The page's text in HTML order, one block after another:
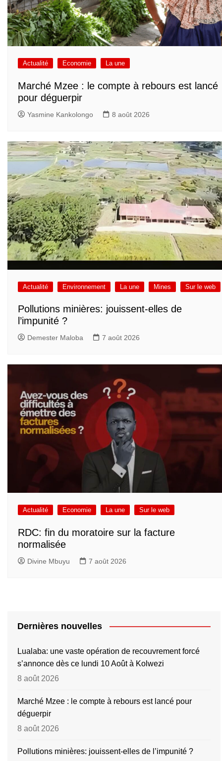
Actualité Economie La une
Marché Mzee : le compte à rebours est lancé
pour déguerpir
Yasmine Kankolongo 8 août 2026
Actualité Environnement La une Mines Sur le web
Pollutions minières: jouissent-elles de
l’impunité ?
Demester Maloba 7 août 2026
Actualité Economie La une Sur le web
RDC: fin du moratoire sur la facture
normalisée
Divine Mbuyu 7 août 2026
Dernières nouvelles
Lualaba: une vaste opération de recouvrement forcé
s’annonce dès ce lundi 10 Août à Kolwezi
8 août 2026
Marché Mzee : le compte à rebours est lancé pour
déguerpir
8 août 2026
Pollutions minières: jouissent-elles de l’impunité ?